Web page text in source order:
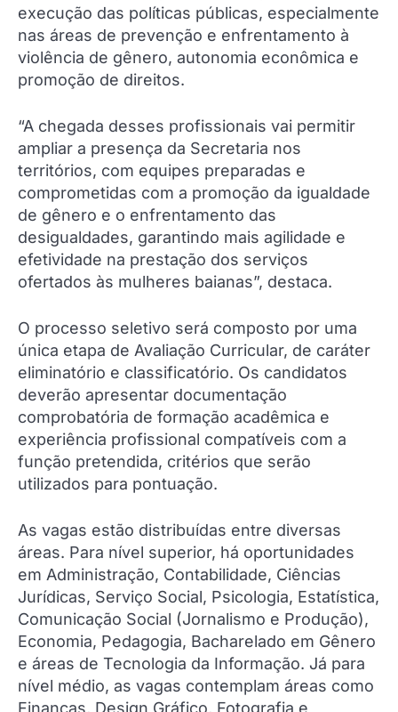
execução das políticas públicas, especialmente
nas áreas de prevenção e enfrentamento à
violência de gênero, autonomia econômica e
promoção de direitos.
“A chegada desses profissionais vai permitir
ampliar a presença da Secretaria nos
territórios, com equipes preparadas e
comprometidas com a promoção da igualdade
de gênero e o enfrentamento das
desigualdades, garantindo mais agilidade e
efetividade na prestação dos serviços
ofertados às mulheres baianas”, destaca.
O processo seletivo será composto por uma
única etapa de Avaliação Curricular, de caráter
eliminatório e classificatório. Os candidatos
deverão apresentar documentação
comprobatória de formação acadêmica e
experiência profissional compatíveis com a
função pretendida, critérios que serão
utilizados para pontuação.
As vagas estão distribuídas entre diversas
áreas. Para nível superior, há oportunidades
em Administração, Contabilidade, Ciências
Jurídicas, Serviço Social, Psicologia, Estatística,
Comunicação Social (Jornalismo e Produção),
Economia, Pedagogia, Bacharelado em Gênero
e áreas de Tecnologia da Informação. Já para
nível médio, as vagas contemplam áreas como
Finanças, Design Gráfico, Fotografia e